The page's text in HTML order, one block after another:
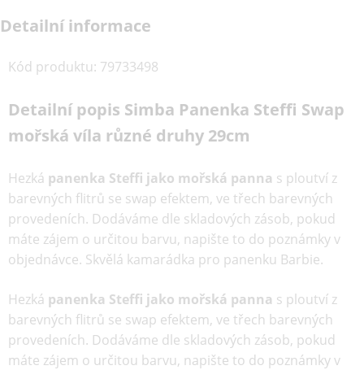
Detailní informace
Kód produktu: 79733498
Detailní popis Simba Panenka Steffi Swap
mořská víla různé druhy 29cm
Hezká panenka Steffi jako mořská panna s ploutví z
barevných flitrů se swap efektem, ve třech barevných
provedeních. Dodáváme dle skladových zásob, pokud
máte zájem o určitou barvu, napište to do poznámky v
objednávce. Skvělá kamarádka pro panenku Barbie.
Hezká panenka Steffi jako mořská panna s ploutví z
barevných flitrů se swap efektem, ve třech barevných
provedeních. Dodáváme dle skladových zásob, pokud
máte zájem o určitou barvu, napište to do poznámky v